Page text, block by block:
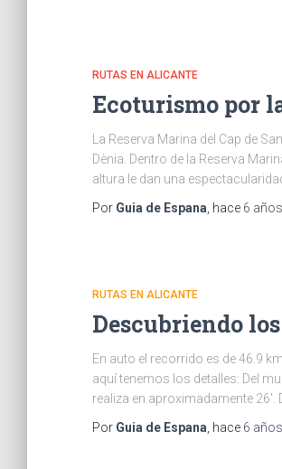
RUTAS EN ALICANTE
Ecoturismo por
La Reserva Marina del Cap de
Dènia. Dentro de la Reserva
altura le dan una
Por Guia de Espana , hace 6 años
RUTAS EN ALICANTE
Descubriendo
En auto el recorrido es de 46.9
aquí tenemos los detalles: Del
realiza en aproximadamente 26′.
Por Guia de Espana , hace 6 años